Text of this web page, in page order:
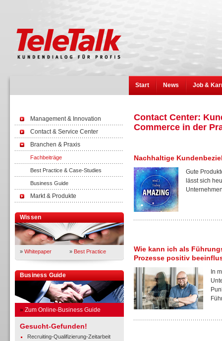
Start News Job &
Management & Innovation
Contact & Service Center
Branchen & Praxis
Fachbeiträge
Best Practice & Case-Studies
Business Guide
Markt & Produkte
Wissen
» Whitepaper » Best Practice
Business Guide
» Zum Online-Business Guide
Gesucht-Gefunden!
Recruiting-Qualifizierung-Zeitarbeit
Contact Center:
Commerce in der
Nachhaltige
Gute
lässt sich
Wie kann ich als
Prozesse positiv
In